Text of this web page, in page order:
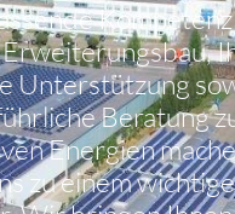
Unterstützung
Beratung
Energien
zu einem